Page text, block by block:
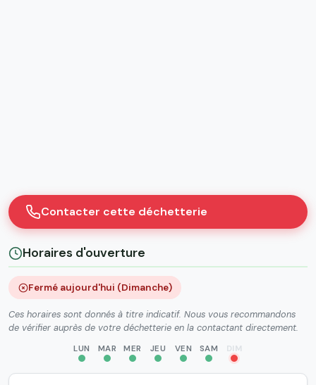
Contacter cette déchetterie
Horaires d'ouverture
Fermé aujourd'hui (Dimanche)
Ces horaires sont donnés à titre indicatif. Nous vous recommandons
de vérifier auprès de votre déchetterie en la contactant directement.
LUN MAR MER JEU VEN SAM DIM